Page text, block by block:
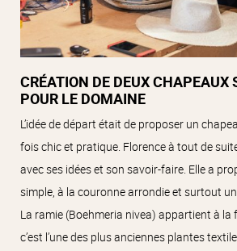
CRÉATION DE DEUX CHAPEAUX
POUR LE DOMAINE
L’idée de départ était de proposer un
fois chic et pratique. Florence à tout de
avec ses idées et son savoir-faire. Elle a
simple, à la couronne arrondie et surtout
La ramie (Boehmeria nivea) appartient à la
c’est l’une des plus anciennes plantes